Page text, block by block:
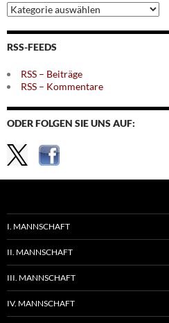
Archiv
nach
Themen
RSS-FEEDS
RSS – Beiträge
RSS – Kommentare
ODER FOLGEN SIE UNS AUF:
I. MANNSCHAFT
II. MANNSCHAFT
III. MANNSCHAFT
IV. MANNSCHAFT